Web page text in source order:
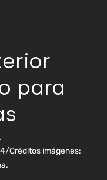
para
/Créditos imágenes: